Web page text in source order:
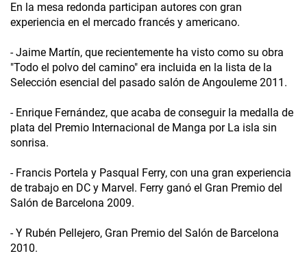
En la mesa redonda participan autores con gran
experiencia en el mercado francés y americano.
- Jaime Martín, que recientemente ha visto como su obra
"Todo el polvo del camino" era incluida en la lista de la
Selección esencial del pasado salón de Angouleme 2011.
- Enrique Fernández, que acaba de conseguir la medalla de
plata del Premio Internacional de Manga por La isla sin
sonrisa.
- Francis Portela y Pasqual Ferry, con una gran experiencia
de trabajo en DC y Marvel. Ferry ganó el Gran Premio del
Salón de Barcelona 2009.
- Y Rubén Pellejero, Gran Premio del Salón de Barcelona
2010.